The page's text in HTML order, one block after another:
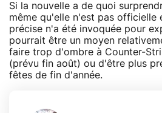
Si la nouvelle a de quoi
même qu'elle n'est pas officielle
précise n'a été invoquée pour
pourrait être un moyen
faire trop d'ombre à Counter-
(prévu fin août) ou d'être plus
fêtes de fin d'année.